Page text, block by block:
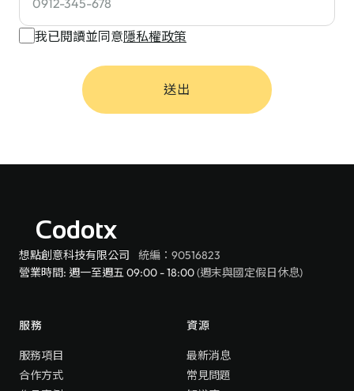
我已閱讀並同意隱私權政策
送出
Codotx
想點創意科技有限公司
統編：90516823
營業時間: 週一至週五 09:00 - 18:00(週末與國定假日休息)
服務
服務項目
合作方式
資源
最新消息
常見問題